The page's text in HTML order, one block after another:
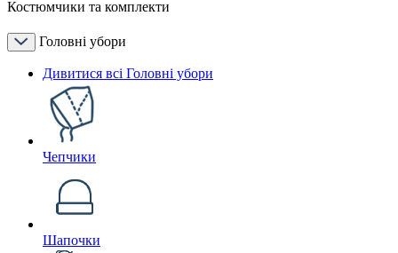
Костюмчики та комплекти
Головні убори
Дивитися всі Головні убори
Чепчики
Шапочки